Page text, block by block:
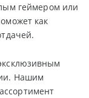
геймером или
как
Нашим